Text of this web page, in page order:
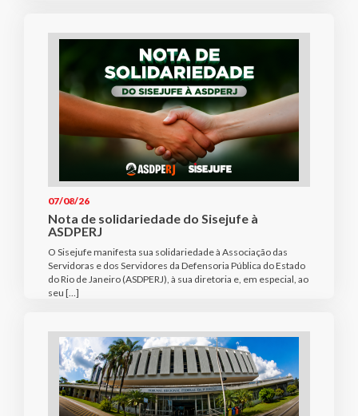
07/08/26
Nota de solidariedade do Sisejufe à
ASDPERJ
O Sisejufe manifesta sua solidariedade à Associação das
Servidoras e dos Servidores da Defensoria Pública do Estado
do Rio de Janeiro (ASDPERJ), à sua diretoria e, em especial, ao
seu […]